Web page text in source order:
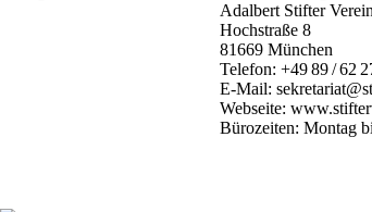
Adalbert Stifter
Hochstraße 8
81669 München
Telefon:+49 89 / 62
E-Mail:
Webseite:
Bürozeiten: Montag